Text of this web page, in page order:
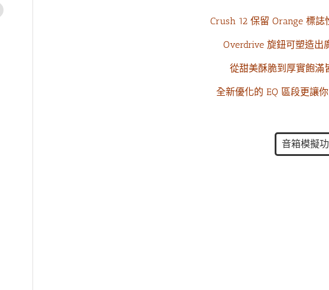
Crush 12 保留 Orange 標誌
Overdrive 旋鈕可塑造出
從甜美酥脆到厚實飽滿
全新優化的 EQ 區段更讓
音箱模擬
老闆非常用心的保養琴以及會告訴很多小
琴👏👏👏